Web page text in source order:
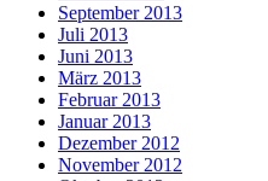
September 2013
Juli 2013
Juni 2013
März 2013
Februar 2013
Januar 2013
Dezember 2012
November 2012